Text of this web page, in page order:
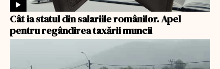
Cât ia statul din salariile românilor. Apel
pentru regândirea taxării muncii